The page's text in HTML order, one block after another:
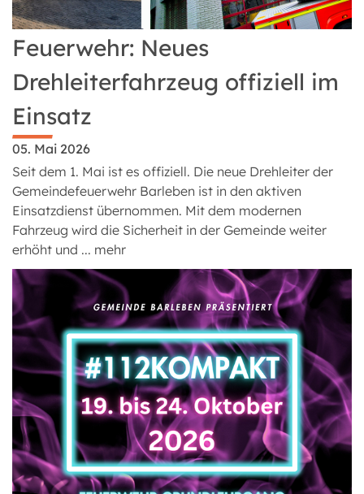
Feuerwehr: Neues
Drehleiterfahrzeug offiziell im
Einsatz
05. Mai 2026
Seit dem 1. Mai ist es offiziell. Die neue Drehleiter der
Gemeindefeuerwehr Barleben ist in den aktiven
Einsatzdienst übernommen. Mit dem modernen
Fahrzeug wird die Sicherheit in der Gemeinde weiter
erhöht und ... mehr